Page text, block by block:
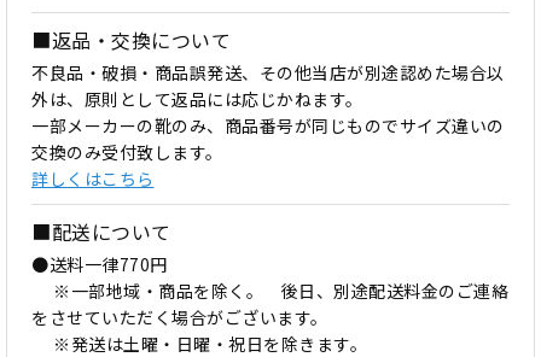
■返品・交換について
不良品・破損・商品誤発送、その他当店が別途認めた場合以
外は、原則として返品には応じかねます。
一部メーカーの靴のみ、商品番号が同じものでサイズ違いの
交換のみ受付致します。
詳しくはこちら
■配送について
●送料一律770円
※一部地域・商品を除く。 後日、別途配送料金のご連絡
をさせていただく場合がございます。
※発送は土曜・日曜・祝日を除きます。